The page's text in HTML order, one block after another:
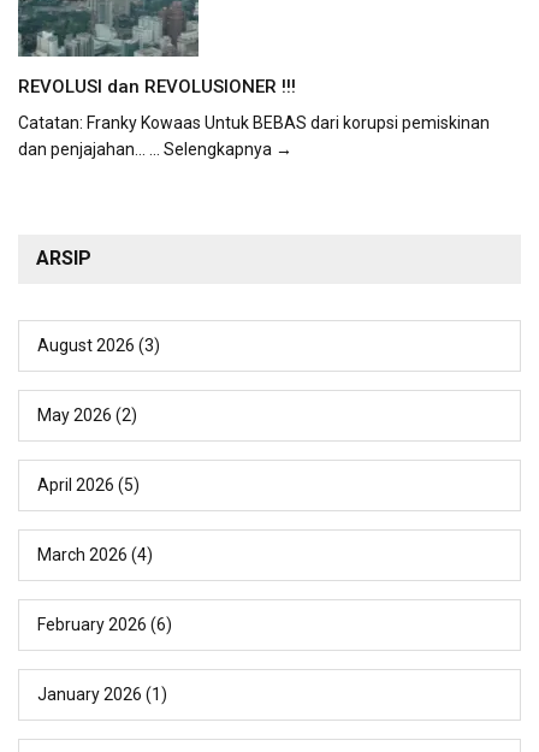
REVOLUSI dan REVOLUSIONER !!!
Catatan: Franky Kowaas Untuk BEBAS dari korupsi pemiskinan
dan penjajahan...
... Selengkapnya →
ARSIP
August 2026 (3)
May 2026 (2)
April 2026 (5)
March 2026 (4)
February 2026 (6)
January 2026 (1)